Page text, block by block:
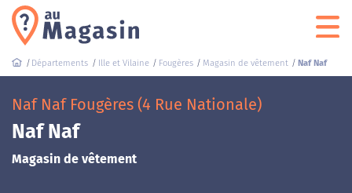
Départements Ille et Vilaine Fougères Magasin de vêtement Naf Naf
Naf Naf Fougères (4 Rue Nationale)
Naf Naf
Magasin de vêtement